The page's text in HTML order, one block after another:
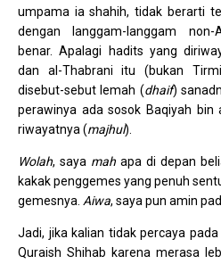
umpama ia shahih, tidak berarti
dengan langgam-langgam non-
benar. Apalagi hadits yang
dan al-Thabrani itu (bukan
disebut-sebut lemah (dhaif)
perawinya ada sosok Baqiyah bin
riwayatnya (majhul).
Wolah, saya mah apa di depan
kakak penggemes yang penuh
gemesnya. Aiwa, saya pun amin
Jadi, jika kalian tidak percaya
Quraish Shihab karena merasa